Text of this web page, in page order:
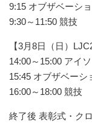
9:15 オブザベーシ
9:30～11:50 競技
【3月8日（日）
14:00～15:00 アイ
15:45 オブザベーシ
16:00～18:00 競技
終了後 表彰式・ク